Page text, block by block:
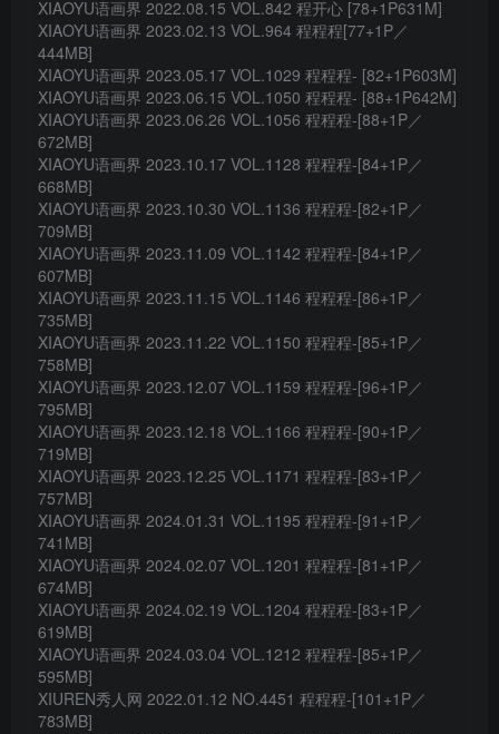
XIAOYU语画界 2022.08.15 VOL.842 程开心 [78+1P631M]
XIAOYU语画界 2023.02.13 VOL.964 程程程[77+1P／
444MB]
XIAOYU语画界 2023.05.17 VOL.1029 程程程- [82+1P603M]
XIAOYU语画界 2023.06.15 VOL.1050 程程程- [88+1P642M]
XIAOYU语画界 2023.06.26 VOL.1056 程程程-[88+1P／
672MB]
XIAOYU语画界 2023.10.17 VOL.1128 程程程-[84+1P／
668MB]
XIAOYU语画界 2023.10.30 VOL.1136 程程程-[82+1P／
709MB]
XIAOYU语画界 2023.11.09 VOL.1142 程程程-[84+1P／
607MB]
XIAOYU语画界 2023.11.15 VOL.1146 程程程-[86+1P／
735MB]
XIAOYU语画界 2023.11.22 VOL.1150 程程程-[85+1P／
758MB]
XIAOYU语画界 2023.12.07 VOL.1159 程程程-[96+1P／
795MB]
XIAOYU语画界 2023.12.18 VOL.1166 程程程-[90+1P／
719MB]
XIAOYU语画界 2023.12.25 VOL.1171 程程程-[83+1P／
757MB]
XIAOYU语画界 2024.01.31 VOL.1195 程程程-[91+1P／
741MB]
XIAOYU语画界 2024.02.07 VOL.1201 程程程-[81+1P／
674MB]
XIAOYU语画界 2024.02.19 VOL.1204 程程程-[83+1P／
619MB]
XIAOYU语画界 2024.03.04 VOL.1212 程程程-[85+1P／
595MB]
XIUREN秀人网 2022.01.12 NO.4451 程程程-[101+1P／
783MB]